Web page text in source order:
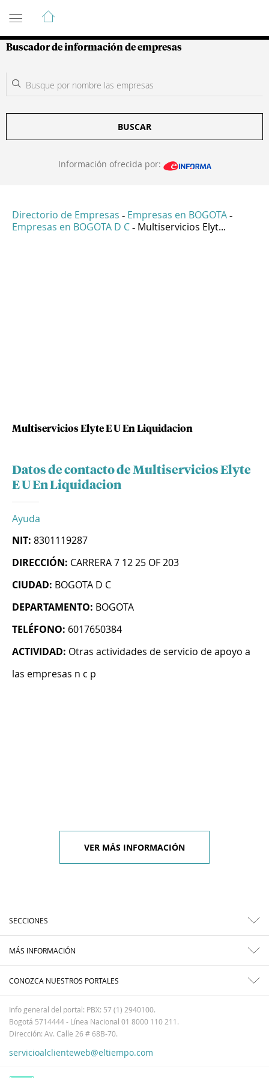
Guía de Empresas Colombianas
Buscador de información de empresas
BUSCAR
Información ofrecida por:
Directorio de Empresas - Empresas en BOGOTA -
Empresas en BOGOTA D C - Multiservicios Elyt...
Multiservicios Elyte E U En Liquidacion
Datos de contacto de Multiservicios Elyte
E U En Liquidacion
Ayuda
NIT: 8301119287
DIRECCIÓN: CARRERA 7 12 25 OF 203
CIUDAD: BOGOTA D C
DEPARTAMENTO: BOGOTA
TELÉFONO: 6017650384
ACTIVIDAD: Otras actividades de servicio de apoyo a
las empresas n c p
VER MÁS INFORMACIÓN
SECCIONES
MÁS INFORMACIÓN
CONOZCA NUESTROS PORTALES
Info general del portal: PBX: 57 (1) 2940100.
Bogotá 5714444 - Línea Nacional 01 8000 110 211.
Dirección: Av. Calle 26 # 68B-70.
servicioalclienteweb@eltiempo.com